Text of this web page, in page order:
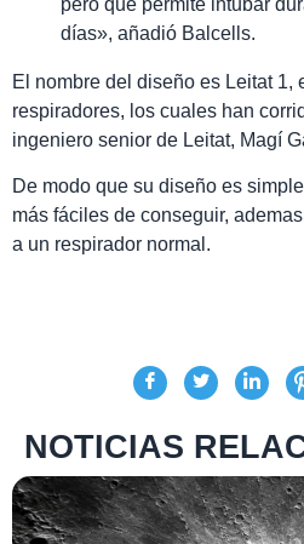
días», añadió Balcells.
El nombre del diseño es Leitat
respiradores, los cuales han
ingeniero senior de Leitat, Magí
De modo que su diseño es
más fáciles de conseguir,
a un respirador normal.
NOTICIAS